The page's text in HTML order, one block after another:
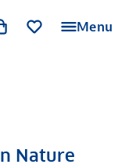
Menu
Nature